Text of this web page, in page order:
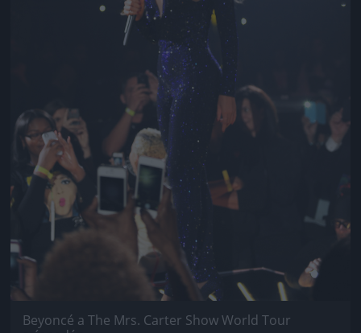
Beyoncé a The Mrs. Carter Show World Tour